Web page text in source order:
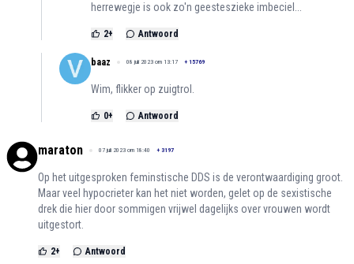
herrewegje is ook zo'n geesteszieke imbeciel...
2+ Antwoord
baaz 08 juli 2023 om 13:17 + 15769
Wim, flikker op zuigtrol.
0+ Antwoord
maraton 07 juli 2023 om 18:40 + 3197
Op het uitgesproken feminstische DDS is de verontwaardiging groot.
Maar veel hypocrieter kan het niet worden, gelet op de sexistische
drek die hier door sommigen vrijwel dagelijks over vrouwen wordt
uitgestort.
2+ Antwoord